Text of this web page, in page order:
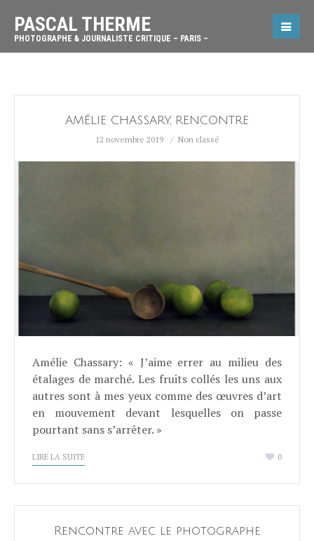
PASCAL THERME
PHOTOGRAPHE & JOURNALISTE CRITIQUE – PARIS –
AMÉLIE CHASSARY, RENCONTRE
12 novembre 2019 Non classé
Amélie Chassary: « J’aime errer au milieu des
étalages de marché. Les fruits collés les uns aux
autres sont à mes yeux comme des œuvres d’art
en mouvement devant lesquelles on passe
pourtant sans s’arrêter. »
LIRE LA SUITE 0
Rencontre avec le photographe